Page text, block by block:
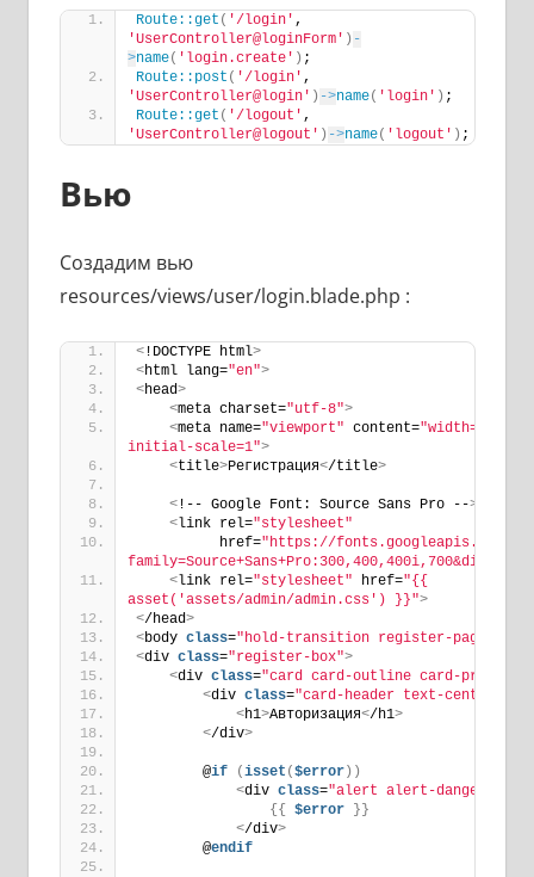
Route::get ( '/login'
'UserController@loginForm' ) -
>name( 'login.create' ) ;
Route::post ( '/login'
'UserController@login' ) ->name( 'login' ) ;
Route::get ( '/logout'
'UserController@logout' ) ->name( 'logout' ) ;
Вью
Создадим вью
resources/views/user/login.blade.php :
<!DOCTYPE html>
<html lang="en">
<head>
<meta charset="utf-8">
<meta name="viewport" content=
initial-scale=1">
<title>Регистрация</title>
<!-- Google Font: Source Sans Pro -->
<link rel="stylesheet"
          href=
"https://fonts.googleapis.com/
<link rel="stylesheet" href="{{
asset('assets/admin/admin.css') }}">
</head>
<body class="hold-transition register-page"
<div class="register-box">
<div class="card card-outline card-primary"
<div class="card-header text-center"
<h1>Авторизация</h1>
</div>
        @
if (isset ($error))
<div class="alert alert-danger"
{{
$error
}}
</div>
        @
endif